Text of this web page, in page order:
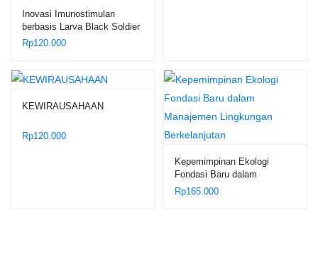
Inovasi Imunostimulan
berbasis Larva Black Soldier
Fly (Hermetia illucens) untuk
Peningkatan Imunitas dan
Akuakultur
Rp120.000
KEWIRAUSAHAAN
Rp120.000
Kepemimpinan Ekologi
Fondasi Baru dalam
Manajemen Lingkungan
Berkelanjutan
Rp165.000